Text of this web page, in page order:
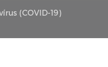
(COVID-19)